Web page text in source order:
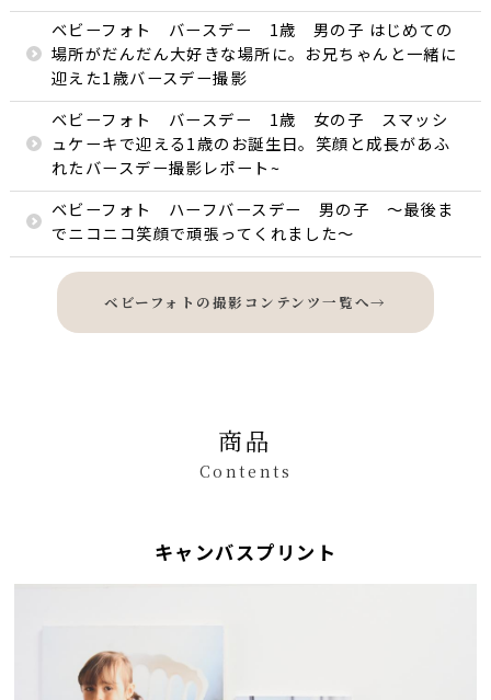
ベビーフォト バースデー 1歳 男の子 はじめての
場所がだんだん大好きな場所に。お兄ちゃんと一緒に
迎えた1歳バースデー撮影
ベビーフォト バースデー 1歳 女の子 スマッシ
ュケーキで迎える1歳のお誕生日。笑顔と成長があふ
れたバースデー撮影レポート~
ベビーフォト ハーフバースデー 男の子 〜最後ま
でニコニコ笑顔で頑張ってくれました〜
ベビーフォトの撮影コンテンツ一覧へ→
商品
Contents
キャンバスプリント